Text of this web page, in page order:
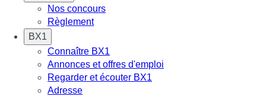
Nos concours
Règlement
BX1
Connaître BX1
Annonces et offres d'emploi
Regarder et écouter BX1
Adresse